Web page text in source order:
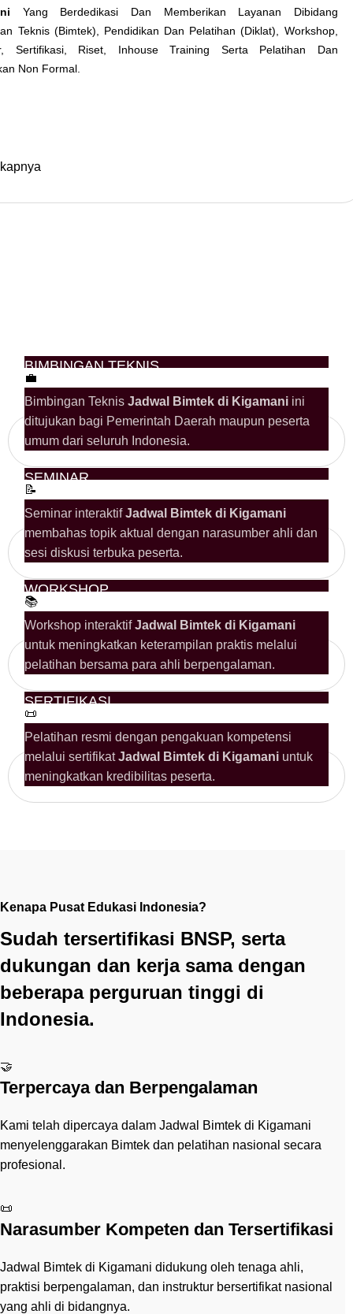
Yang Berdedikasi Dan Memberikan Layanan Dibidang
Teknis (Bimtek), Pendidikan Dan Pelatihan (Diklat), Workshop,
Sertifikasi, Riset, Inhouse Training Serta Pelatihan Dan
Non Formal.
💼
BIMBINGAN TEKNIS
Bimbingan Teknis Jadwal Bimtek di Kigamani ini
ditujukan bagi Pemerintah Daerah maupun peserta
umum dari seluruh Indonesia.
📝
SEMINAR
Seminar interaktifJadwal Bimtek di Kigamani
membahas topik aktual dengan narasumber ahli dan
sesi diskusi terbuka peserta.
📚
WORKSHOP
Workshop interaktifJadwal Bimtek di Kigamani
untuk meningkatkan keterampilan praktis melalui
pelatihan bersama para ahli berpengalaman.
📜
SERTIFIKASI
Pelatihan resmi dengan pengakuan kompetensi
melalui sertifikatJadwal Bimtek di Kigamani untuk
meningkatkan kredibilitas peserta.
Kenapa Pusat Edukasi Indonesia?
Sudah tersertifikasi BNSP, serta
dukungan dan kerja sama dengan
beberapa perguruan tinggi di
Indonesia.
🤝
Terpercaya dan Berpengalaman
Kami telah dipercaya dalam Jadwal Bimtek di Kigamani
menyelenggarakan Bimtek dan pelatihan nasional secara
profesional.
📜
Narasumber Kompeten dan Tersertifikasi
Jadwal Bimtek di Kigamani didukung oleh tenaga ahli,
praktisi berpengalaman, dan instruktur bersertifikat nasional
yang ahli di bidangnya.